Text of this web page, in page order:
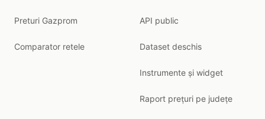
Preturi Gazprom
Comparator retele
API public
Dataset deschis
Instrumente și widget
Raport prețuri pe județe